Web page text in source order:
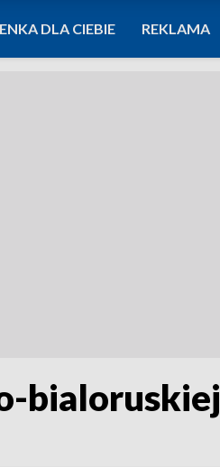
DLA CIEBIE REKLAMA
bialoruskiej